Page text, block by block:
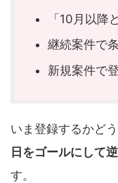
「10月以降
継続案件で
新規案件で
いま登録するかど
日をゴールにして
す。